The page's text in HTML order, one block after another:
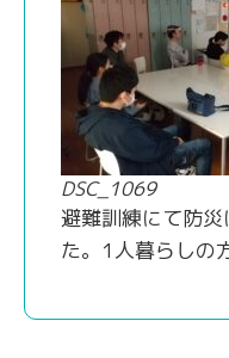
DSC_1069
避難訓練にて防
た。1人暮らしの